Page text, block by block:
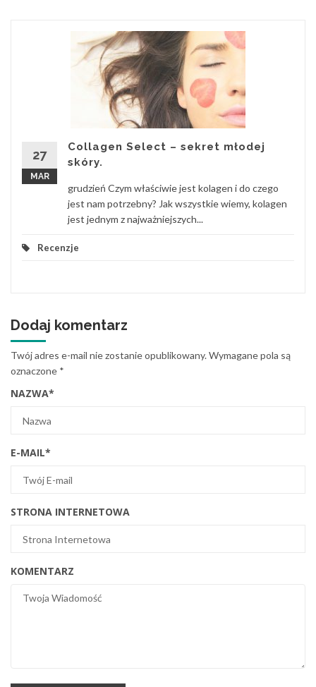
27
MAR
Collagen Select – sekret młodej
skóry.
grudzień Czym właściwie jest kolagen i do czego
jest nam potrzebny? Jak wszystkie wiemy, kolagen
jest jednym z najważniejszych...
Recenzje
Dodaj komentarz
Twój adres e-mail nie zostanie opublikowany.Wymagane pola są
oznaczone *
NAZWA*
E-MAIL*
STRONA INTERNETOWA
KOMENTARZ